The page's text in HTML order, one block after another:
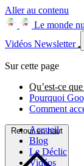
Aller au contenu
Le monde
Vidéos Newsletter
Accueil
Blog
Le Déclic
Vidéos
Sur cette page
Qu’est-ce
Pourquoi
Comment
Retour en haut